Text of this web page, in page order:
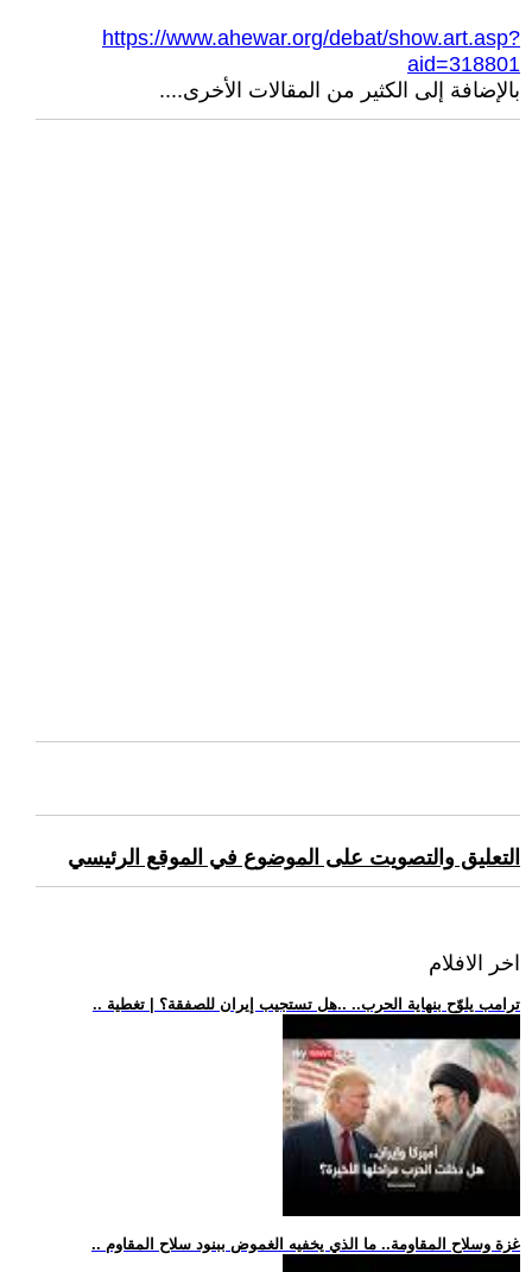
https://www.ahewar.org/debat/show.art.asp?
aid=318801
بالإضافة إلى الكثير من المقالات الأخرى....
التعليق والتصويت على الموضوع في الموقع الرئيسي
اخر الافلام
.. ترامب يلوّح بنهاية الحرب.. ..هل تستجيب إيران للصفقة؟ | تغطية
.. غزة وسلاح المقاومة.. ما الذي يخفيه الغموض ببنود سلاح المقاوم